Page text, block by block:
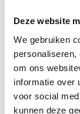
Deze website
We gebruiken
om ons
informatie over
voor social
kunnen deze
Prijs: €34,75
Productie:
hieronder)
Ontwerper:
​Drukken en
Op dinsdag 5